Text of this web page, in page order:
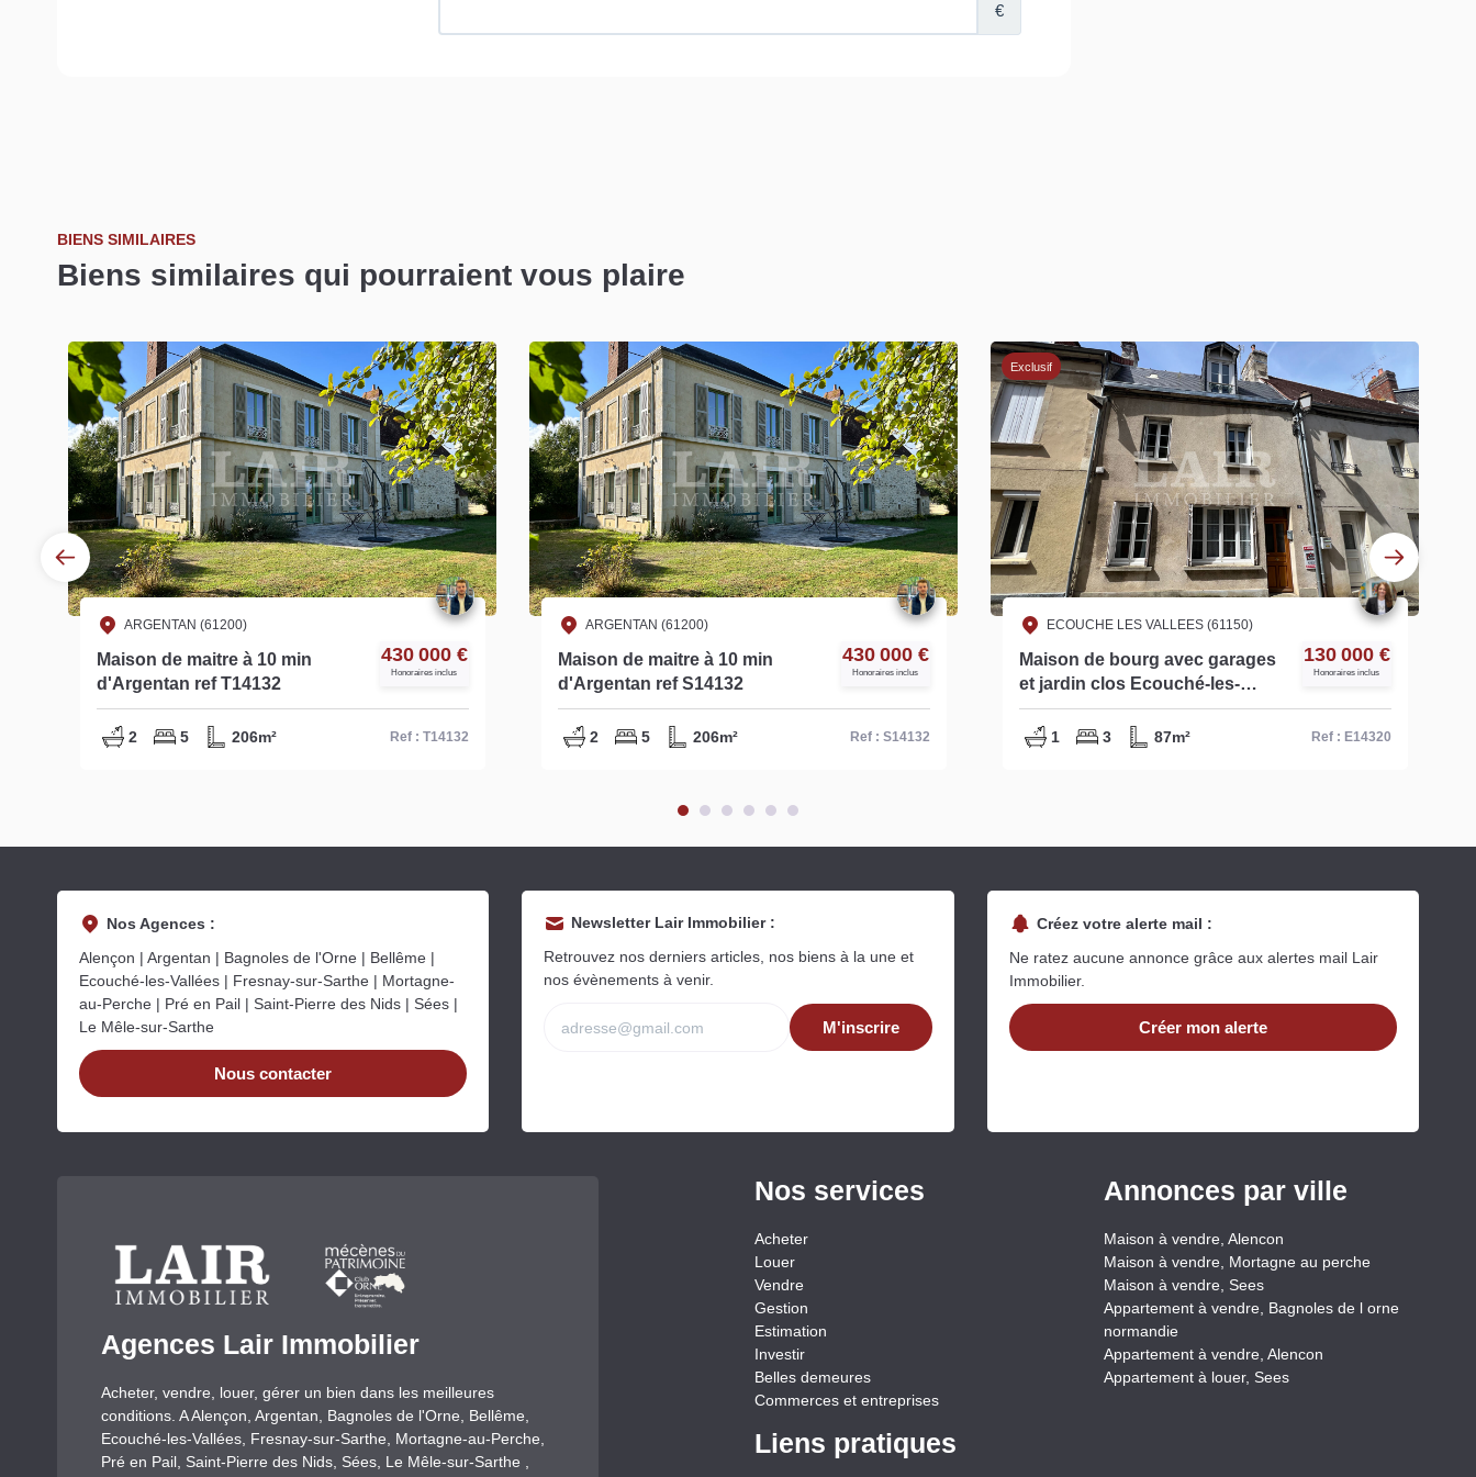
BIENS SIMILAIRES
Biens similaires qui pourraient vous plaire
ARGENTAN (61200)
Maison de maitre à 10 min
d'Argentan ref T14132
430 000 €
Honoraires inclus
2 5 206m² Ref : T14132
ARGENTAN (61200)
Maison de maitre à 10 min
d'Argentan ref S14132
430 000 €
Honoraires inclus
2 5 206m² Ref : S14132
Exclusif
ECOUCHE LES VALLEES (61150)
Maison de bourg avec garages
et jardin clos Ecouché-les-
Vallées - réf : E14320
130 000 €
Honoraires inclus
1 3 87m² Ref : E14320
Nos Agences :
Alençon | Argentan | Bagnoles de l'Orne | Bellême |
Ecouché-les-Vallées | Fresnay-sur-Sarthe | Mortagne-
au-Perche | Pré en Pail | Saint-Pierre des Nids | Sées |
Le Mêle-sur-Sarthe
Nous contacter
Newsletter Lair Immobilier :
Retrouvez nos derniers articles, nos biens à la une et
nos évènements à venir.
M'inscrire
Créez votre alerte mail :
Ne ratez aucune annonce grâce aux alertes mail Lair
Immobilier.
Créer mon alerte
Agences Lair Immobilier
Acheter, vendre, louer, gérer un bien dans les meilleures
conditions. A Alençon, Argentan, Bagnoles de l'Orne, Bellême,
Ecouché-les-Vallées, Fresnay-sur-Sarthe, Mortagne-au-Perche,
Pré en Pail, Saint-Pierre des Nids, Sées, Le Mêle-sur-Sarthe ,
Nos services
Acheter
Louer
Vendre
Gestion
Estimation
Investir
Belles demeures
Commerces et entreprises
Liens pratiques
Annonces par ville
Maison à vendre, Alencon
Maison à vendre, Mortagne au perche
Maison à vendre, Sees
Appartement à vendre, Bagnoles de l orne
normandie
Appartement à vendre, Alencon
Appartement à louer, Sees